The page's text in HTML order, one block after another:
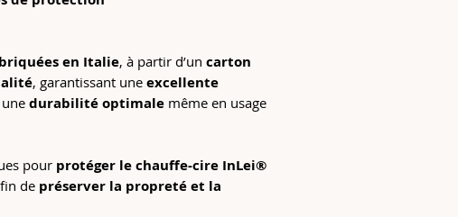
en Italie, à partir d’un carton
, garantissant une excellente
durabilité optimale même en usage
pour protéger le chauffe-cire InLei®
de préserver la propreté et la